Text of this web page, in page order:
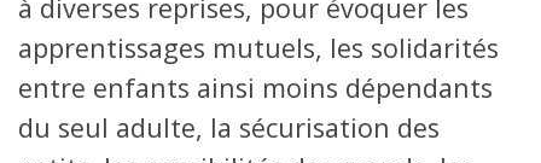
à diverses reprises, pour évoquer les
apprentissages mutuels, les solidarités
entre enfants ainsi moins dépendants
du seul adulte, la sécurisation des